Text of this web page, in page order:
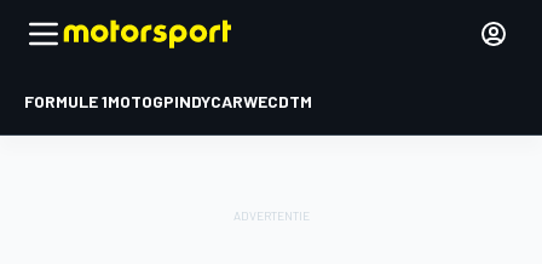
FORMULE 1MOTOGPINDYCARWECDTM